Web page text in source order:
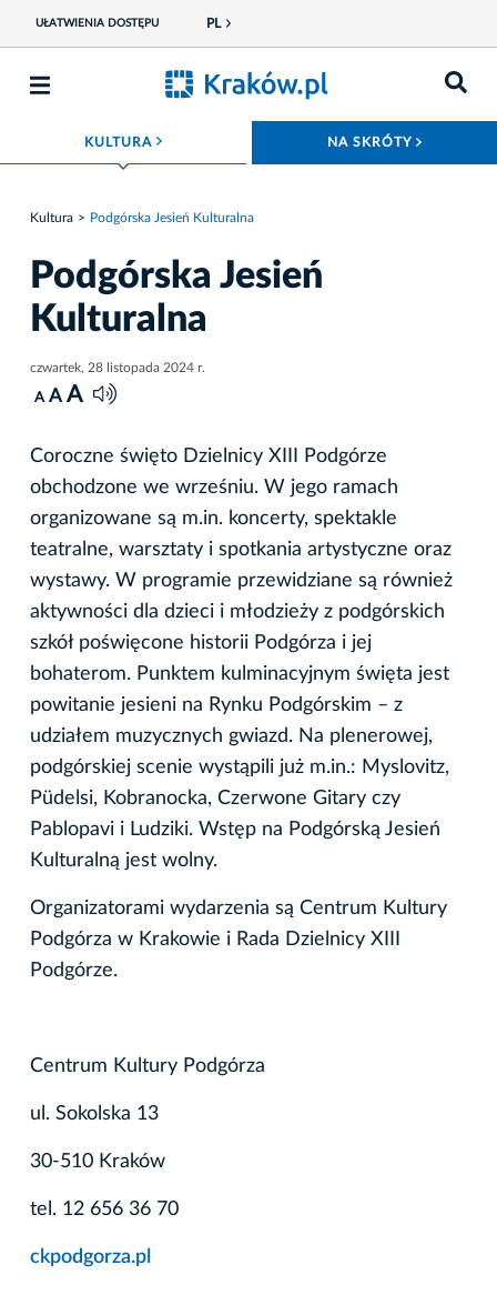
UŁATWIENIA DOSTĘPU PL
KULTURA ROZWIŃ MENU NA SKRÓTY
Kultura Podgórska Jesień Kulturalna
Podgórska Jesień
Kulturalna
czwartek, 28 listopada 2024 r.
A A A
Coroczne święto Dzielnicy XIII Podgórze
obchodzone we wrześniu. W jego ramach
organizowane są m.in. koncerty, spektakle
teatralne, warsztaty i spotkania artystyczne oraz
wystawy. W programie przewidziane są również
aktywności dla dzieci i młodzieży z podgórskich
szkół poświęcone historii Podgórza i jej
bohaterom. Punktem kulminacyjnym święta jest
powitanie jesieni na Rynku Podgórskim – z
udziałem muzycznych gwiazd. Na plenerowej,
podgórskiej scenie wystąpili już m.in.: Myslovitz,
Püdelsi, Kobranocka, Czerwone Gitary czy
Pablopavi i Ludziki. Wstęp na Podgórską Jesień
Kulturalną jest wolny.
Organizatorami wydarzenia są Centrum Kultury
Podgórza w Krakowie i Rada Dzielnicy XIII
Podgórze.
Centrum Kultury Podgórza
ul. Sokolska 13
30-510 Kraków
tel. 12 656 36 70
ckpodgorza.pl